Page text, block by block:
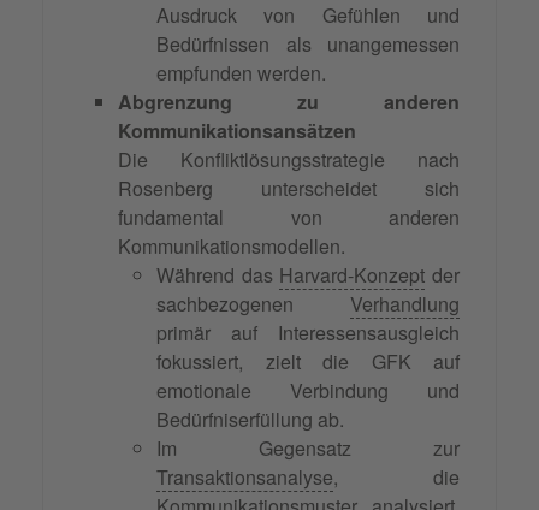
Ausdruck von Gefühlen und
Bedürfnissen als unangemessen
empfunden werden.
Abgrenzung zu anderen
Kommunikationsansätzen
Die Konfliktlösungsstrategie nach
Rosenberg unterscheidet sich
fundamental von anderen
Kommunikationsmodellen.
Während das Harvard-Konzept der
sachbezogenen Verhandlung
primär auf Interessensausgleich
fokussiert, zielt die GFK auf
emotionale Verbindung und
Bedürfniserfüllung ab.
Im Gegensatz zur
Transaktionsanalyse, die